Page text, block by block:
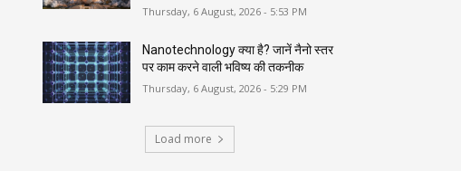
Thursday, 6 August, 2026 - 5:53 PM
Nanotechnology क्या है? जानें नैनो स्तर
पर काम करने वाली भविष्य की तकनीक
Thursday, 6 August, 2026 - 5:29 PM
Load more